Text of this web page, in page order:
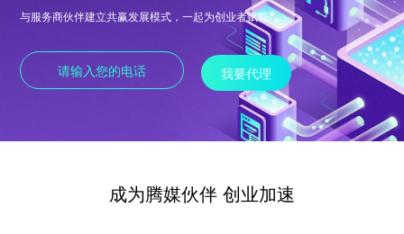
与服务商伙伴建立共赢发展模式，一起为创业者赋能
我要代理
成为腾媒伙伴 创业加速